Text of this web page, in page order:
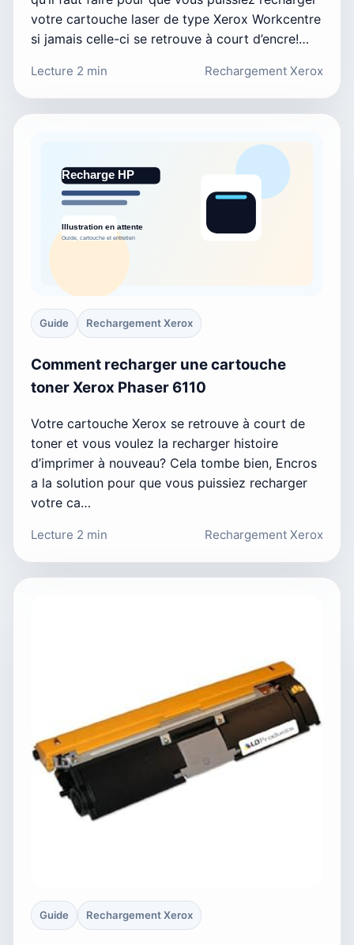
votre cartouche laser de type Xerox Workcentre
si jamais celle-ci se retrouve à court d’encre!…
Lecture 2 min Rechargement Xerox
Guide Rechargement Xerox
Comment recharger une cartouche
toner Xerox Phaser 6110
Votre cartouche Xerox se retrouve à court de
toner et vous voulez la recharger histoire
d’imprimer à nouveau? Cela tombe bien, Encros
a la solution pour que vous puissiez recharger
votre ca…
Lecture 2 min Rechargement Xerox
Guide Rechargement Xerox